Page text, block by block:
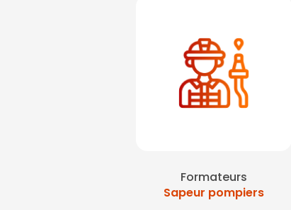
Formateurs
Sapeur pompiers